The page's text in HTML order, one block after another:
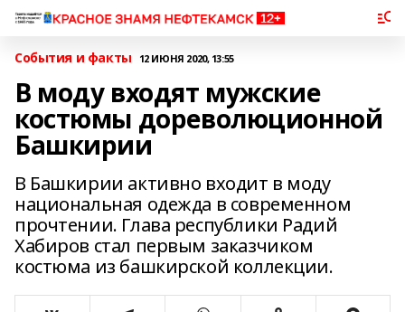
События и факты 12 ИЮНЯ 2020, 13:55
В моду входят мужские
костюмы дореволюционной
Башкирии
В Башкирии активно входит в моду
национальная одежда в современном
прочтении. Глава республики Радий
Хабиров стал первым заказчиком
костюма из башкирской коллекции.